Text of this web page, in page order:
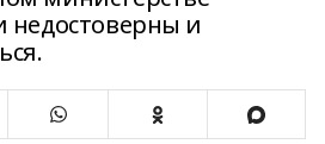
недостоверны и